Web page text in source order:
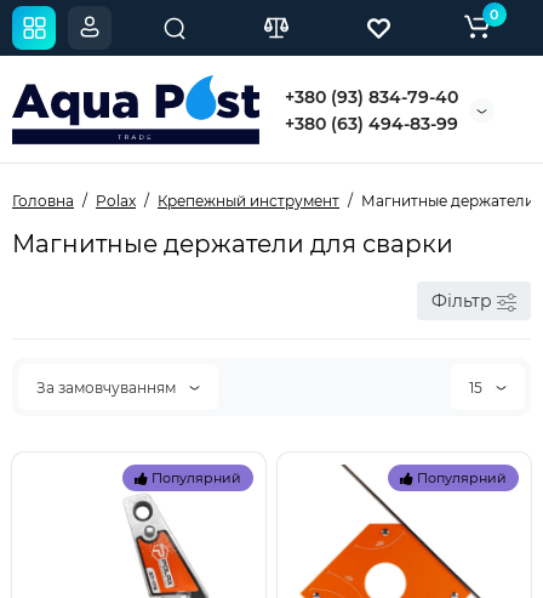
+380 (93) 834-79-40
+380 (63) 494-83-99
0
Головна Polax Крепежный инструмент Магнитные держатели
Магнитные держатели для сварки
Фільтр
За замовчуванням 15
Популярний Популярний